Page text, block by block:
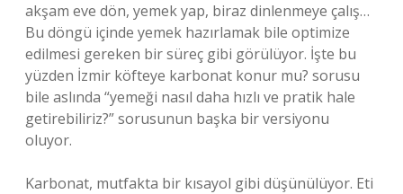
akşam eve dön, yemek yap, biraz dinlenmeye çalış…
Bu döngü içinde yemek hazırlamak bile optimize
edilmesi gereken bir süreç gibi görülüyor. İşte bu
yüzden İzmir köfteye karbonat konur mu? sorusu
bile aslında “yemeği nasıl daha hızlı ve pratik hale
getirebiliriz?” sorusunun başka bir versiyonu
oluyor.
Karbonat, mutfakta bir kısayol gibi düşünülüyor. Eti